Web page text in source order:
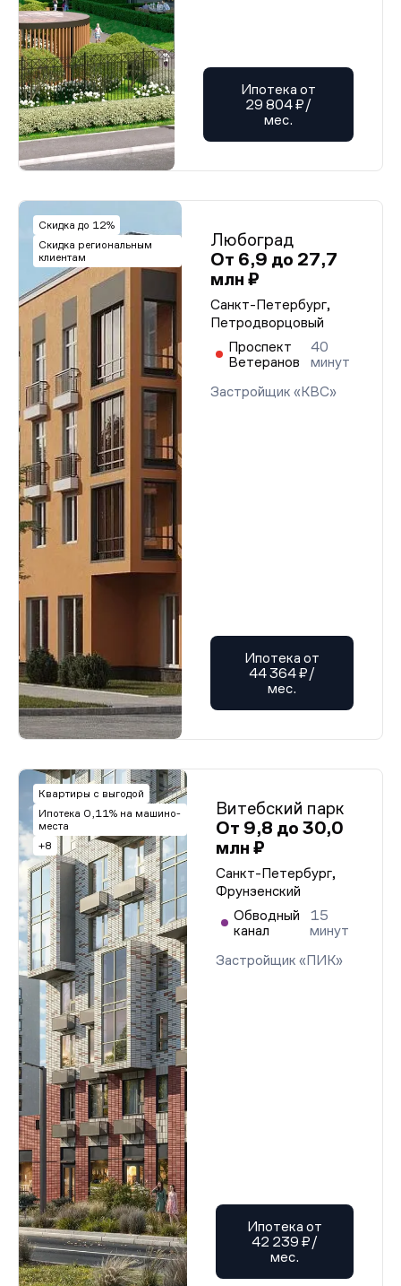
Ипотека от
29 804 ₽/
мес.
Скидка до 12%
Скидка региональным
клиентам
Любоград
От 6,9 до 27,7
млн ₽
Санкт-Петербург,
Петродворцовый
Проспект
Ветеранов
40
минут
Застройщик «КВС»
Ипотека от
44 364 ₽/
мес.
Квартиры с выгодой
Ипотека 0,11% на машино-
места
+8
Витебский парк
От 9,8 до 30,0
млн ₽
Санкт-Петербург,
Фрунзенский
Обводный
канал
15
минут
Застройщик «ПИК»
Ипотека от
42 239 ₽/
мес.